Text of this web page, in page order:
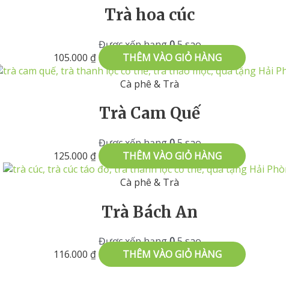
Trà hoa cúc
Được xếp hạng05 sao
105.000 ₫
THÊM VÀO GIỎ HÀNG
Cà phê & Trà
Trà Cam Quế
Được xếp hạng05 sao
125.000 ₫
THÊM VÀO GIỎ HÀNG
Cà phê & Trà
Trà Bách An
Được xếp hạng05 sao
116.000 ₫ THÊM VÀO GIỎ HÀNG